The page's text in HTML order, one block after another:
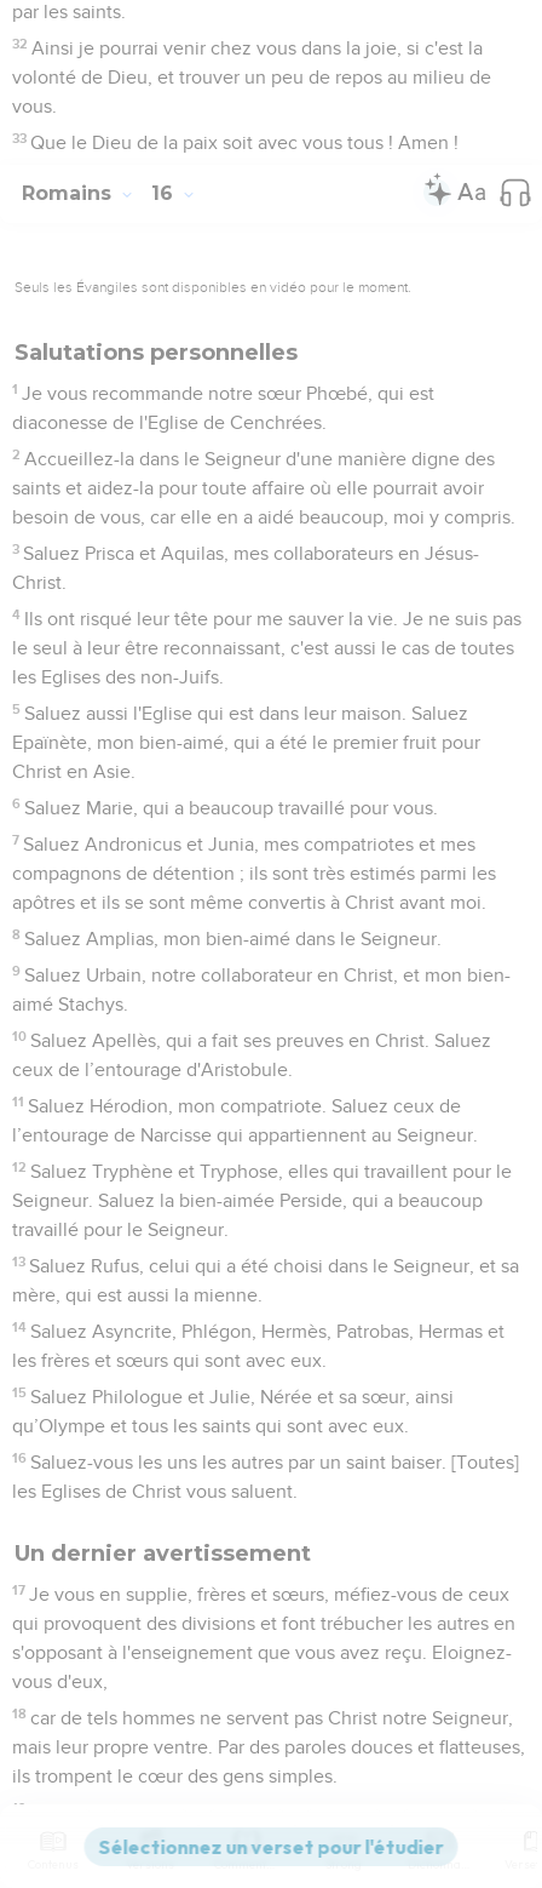
par les saints.
32 Ainsi je pourrai venir chez vous dans la joie, si c'est la
volonté de Dieu, et trouver un peu de repos au milieu de
vous.
33 Que le Dieu de la paix soit avec vous tous ! Amen !
Romains 16
Seuls les Évangiles sont disponibles en vidéo pour le moment.
Salutations personnelles
1 Je vous recommande notre sœur Phœbé, qui est
diaconesse de l'Eglise de Cenchrées.
2 Accueillez-la dans le Seigneur d'une manière digne des
saints et aidez-la pour toute affaire où elle pourrait avoir
besoin de vous, car elle en a aidé beaucoup, moi y compris.
3 Saluez Prisca et Aquilas, mes collaborateurs en Jésus-
Christ.
4 Ils ont risqué leur tête pour me sauver la vie. Je ne suis pas
le seul à leur être reconnaissant, c'est aussi le cas de toutes
les Eglises des non-Juifs.
5 Saluez aussi l'Eglise qui est dans leur maison. Saluez
Epaïnète, mon bien-aimé, qui a été le premier fruit pour
Christ en Asie.
6 Saluez Marie, qui a beaucoup travaillé pour vous.
7 Saluez Andronicus et Junia, mes compatriotes et mes
compagnons de détention ; ils sont très estimés parmi les
apôtres et ils se sont même convertis à Christ avant moi.
8 Saluez Amplias, mon bien-aimé dans le Seigneur.
9 Saluez Urbain, notre collaborateur en Christ, et mon bien-
aimé Stachys.
10 Saluez Apellès, qui a fait ses preuves en Christ. Saluez
ceux de l’entourage d'Aristobule.
11 Saluez Hérodion, mon compatriote. Saluez ceux de
l’entourage de Narcisse qui appartiennent au Seigneur.
12 Saluez Tryphène et Tryphose, elles qui travaillent pour le
Seigneur. Saluez la bien-aimée Perside, qui a beaucoup
travaillé pour le Seigneur.
13 Saluez Rufus, celui qui a été choisi dans le Seigneur, et sa
mère, qui est aussi la mienne.
14 Saluez Asyncrite, Phlégon, Hermès, Patrobas, Hermas et
les frères et sœurs qui sont avec eux.
15 Saluez Philologue et Julie, Nérée et sa sœur, ainsi
qu’Olympe et tous les saints qui sont avec eux.
16 Saluez-vous les uns les autres par un saint baiser. [Toutes]
les Eglises de Christ vous saluent.
Un dernier avertissement
17 Je vous en supplie, frères et sœurs, méfiez-vous de ceux
qui provoquent des divisions et font trébucher les autres en
s'opposant à l'enseignement que vous avez reçu. Eloignez-
vous d'eux,
18 car de tels hommes ne servent pas Christ notre Seigneur,
mais leur propre ventre. Par des paroles douces et flatteuses,
ils trompent le cœur des gens simples.
19
réjouis donc à votre sujet et je désire que vous soyez sages
en ce qui concerne le bien et sans compromis en ce qui
Versions Commentaires Strong